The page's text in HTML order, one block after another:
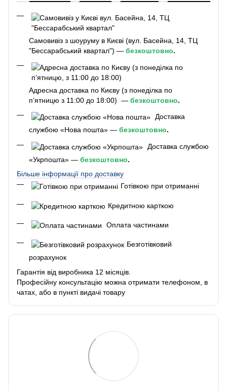
Самовивіз з шоуруму в Києві (вул. Басейна, 14, ТЦ
"Бессарабський квартал") — безкоштовно.
Адресна доставка по Києву (з понеділка по
п’ятницю з 11:00 до 18:00) — безкоштовно.
Доставка
службою «Нова пошта» — безкоштовно.
Доставка службою
«Укрпошта» — безкоштовно.
Більше інформації про доставку
Готівкою при отриманні
Кредитною карткою
Оплата частинами
Безготівковий
розрахунок
Гарантія від виробника 12 місяців.
Професійну консультацію можна отримати телефоном, в
чатах, або в пункті видачі товару